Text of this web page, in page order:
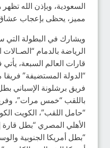
السعودية، وبإذن الله
مميز، يحظى بإعجاب عشاق
ويشارك في البطولة التي
قارات العالم السبعة،
“الدولة المستضيفة”
فريق برشلونة الإسباني بطل
باللقب “خمس مرات”،
“حامل اللقب”، الكويت
الأهلي المصري “بطل قارة
“بطل أمريكا الجنوبية